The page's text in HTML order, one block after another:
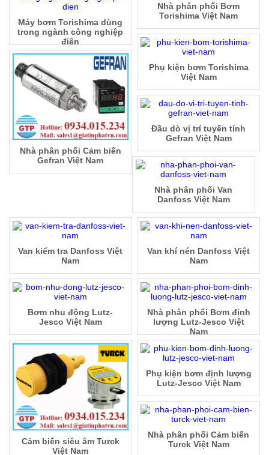
Nhà phân phối Bơm
Torishima Việt Nam
Máy bơm Torishima dùng
trong ngành công nghiệp
điện
Phụ kiện bơm Torishima
Việt Nam
Nhà phân phối Cảm biến
Gefran Việt Nam
Đầu dò vị trí tuyến tính
Gefran Việt Nam
Nhà phân phối Van
Danfoss Việt Nam
Van khí nén Danfoss Việt
Nam
Van kiểm tra Danfoss Việt
Nam
Nhà phân phối Bơm định
lượng Lutz-Jesco Việt
Nam
Bơm nhu động Lutz-
Jesco Việt Nam
Phụ kiện bơm định lượng
Lutz-Jesco Việt Nam
Cảm biến siêu âm Turck
Việt Nam
Nhà phân phối Cảm biến
Turck Việt Nam